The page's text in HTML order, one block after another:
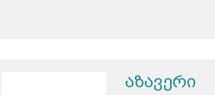
აზავერი